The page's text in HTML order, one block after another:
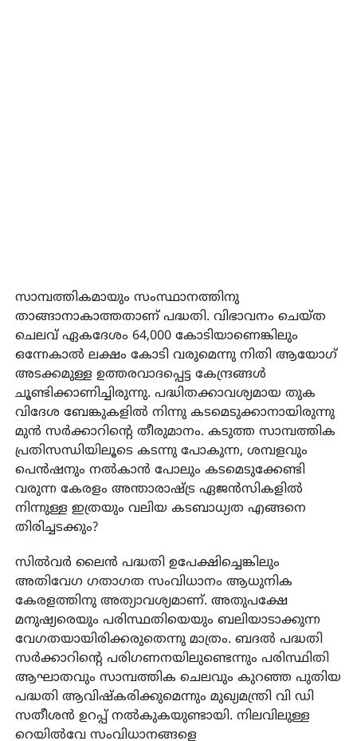
സാമ്പത്തികമായും സംസ്ഥാനത്തിനു
താങ്ങാനാകാത്തതാണ് പദ്ധതി. വിഭാവനം ചെയ്ത
ചെലവ് ഏകദേശം 64,000 കോടിയാണെങ്കിലും
ഒന്നേകാൽ ലക്ഷം കോടി വരുമെന്നു നിതി ആയോഗ്
അടക്കമുള്ള ഉത്തരവാദപ്പെട്ട കേന്ദ്രങ്ങൾ
ചൂണ്ടിക്കാണിച്ചിരുന്നു. പദ്ധിതക്കാവശ്യമായ തുക
വിദേശ ബേങ്കുകളിൽ നിന്നു കടമെടുക്കാനായിരുന്നു
മുൻ സർക്കാറിന്റെ തീരുമാനം. കടുത്ത സാമ്പത്തിക
പ്രതിസന്ധിയിലൂടെ കടന്നു പോകുന്ന, ശമ്പളവും
പെൻഷനും നൽകാൻ പോലും കടമെടുക്കേണ്ടി
വരുന്ന കേരളം അന്താരാഷ്ട്ര ഏജൻസികളിൽ
നിന്നുള്ള ഇത്രയും വലിയ കടബാധ്യത എങ്ങനെ
തിരിച്ചടക്കും?
സിൽവർ ലൈൻ പദ്ധതി ഉപേക്ഷിച്ചെങ്കിലും
അതിവേഗ ഗതാഗത സംവിധാനം ആധുനിക
കേരളത്തിനു അത്യാവശ്യമാണ്. അതുപക്ഷേ
മനുഷ്യരെയും പരിസ്ഥതിയെയും ബലിയാടാക്കുന്ന
വേഗതയായിരിക്കരുതെന്നു മാത്രം. ബദൽ പദ്ധതി
സർക്കാറിന്റെ പരിഗണനയിലുണ്ടെന്നും പരിസ്ഥിതി
ആഘാതവും സാമ്പത്തിക ചെലവും കുറഞ്ഞ പുതിയ
പദ്ധതി ആവിഷ്‌കരിക്കുമെന്നും മുഖ്യമന്ത്രി വി ഡി
സതീശൻ ഉറപ്പ് നൽകുകയുണ്ടായി. നിലവിലുള്ള
റെയിൽവേ സംവിധാനങ്ങളെ